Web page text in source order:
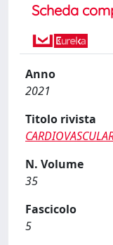
Scheda
Anno
2021
Titolo rivista
N. Volume
35
Fascicolo
5